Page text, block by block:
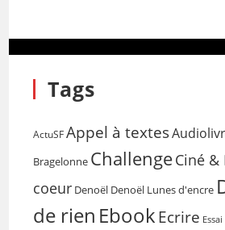
Tags
ActuSF Appel à textes
Bragelonne ChallengeCiné &
coeur Denoël Denoël Lunes d'encre
de rien EbookEcrire Essai